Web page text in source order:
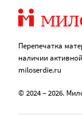
Перепечатка
наличии
miloserdie.ru
© 2024 – 2026.